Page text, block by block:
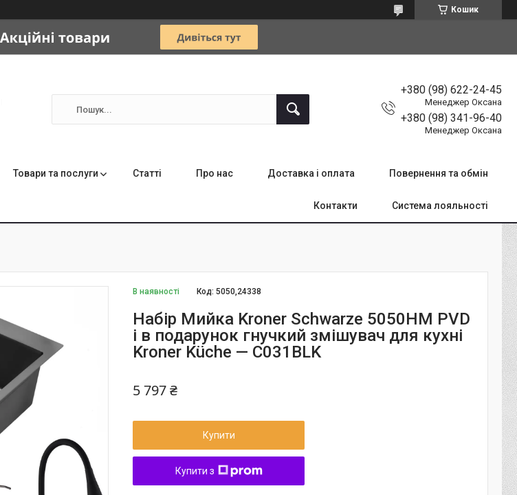
Кошик
+380 (98) 622-24-45
Менеджер Оксана
+380 (98) 341-96-40
Менеджер Оксана
Товари та послуги Статті Про нас Доставка і оплата Повернення та обмін
Контакти Система лояльності
В наявності Код:5050,24338
Набір Мийка Kroner Schwarze 5050HM PVD
і в подарунок гнучкий змішувач для кухні
Kroner Küche — C031BLK
5 797 ₴
Купити
Купити з